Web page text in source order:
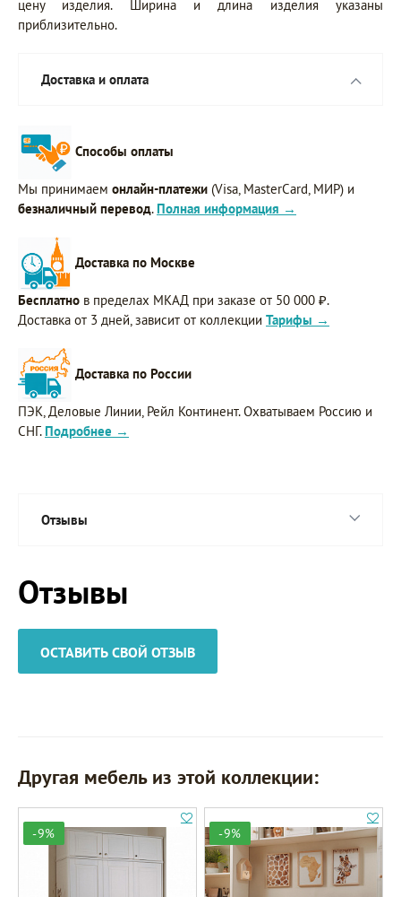
цену изделия. Ширина и длина изделия указаны
приблизительно.
Доставка и оплата
Способы оплаты
Мы принимаем онлайн-платежи (Visa, MasterCard, МИР) и
безналичный перевод. Полная информация →
Доставка по Москве
Бесплатно в пределах МКАД при заказе от 50 000 ₽.
Доставка от 3 дней, зависит от коллекции Тарифы →
Доставка по России
ПЭК, Деловые Линии, Рейл Континент. Охватываем Россию и
СНГ. Подробнее →
Отзывы
Отзывы
ОСТАВИТЬ СВОЙ ОТЗЫВ
Другая мебель из этой коллекции:
-9% -9%